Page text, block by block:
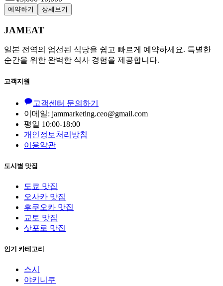
예약하기 상세보기
JAMEAT
일본 전역의 엄선된 식당을 쉽고 빠르게 예약하세요. 특별한
순간을 위한 완벽한 식사 경험을 제공합니다.
고객지원
고객센터 문의하기
이메일: jammarketing.ceo@gmail.com
평일 10:00-18:00
개인정보처리방침
이용약관
도시별 맛집
도쿄 맛집
오사카 맛집
후쿠오카 맛집
교토 맛집
삿포로 맛집
인기 카테고리
스시
야키니쿠